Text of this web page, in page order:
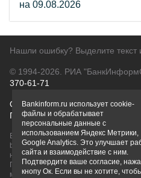
на 09.08.2026
Нашли ошибку? Выделите текст
© 1994-2026. РИА
370-61-71
О проектеПолитика
Правовая информацияДля
Вся информация о продуктах
bankinform.ru, носит исключительно
не является публичной офертой,
ГК РФ. Информация не содержит
может быть изменена. Конечные
Bankinform.ru использует cookie-
файлы и обрабатывает
персональные данные с
использованием Яндекс Метрики,
Google Analytics. Это улучшает
сайта и взаимодействие с ним.
Подтвердите ваше согласие,
кнопу Ок. Если вы не хотите,